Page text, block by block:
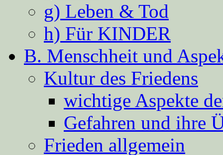
g) Leben & Tod
h) Für KINDER
B. Menschheit und
Kultur des Friedens
wichtige Aspekte
Gefahren und ihre
Frieden allgemein